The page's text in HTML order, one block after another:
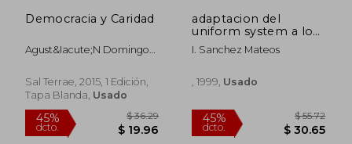
Democracia y Caridad
Agust&Iacute;N Domingo
Sal Terrae, 2015, 1 Edición,
Tapa Blanda, Usado
adaptacion del
uniform system a los
hoteles de españa.
I. Sanchez Mateos
, 1999, Usado